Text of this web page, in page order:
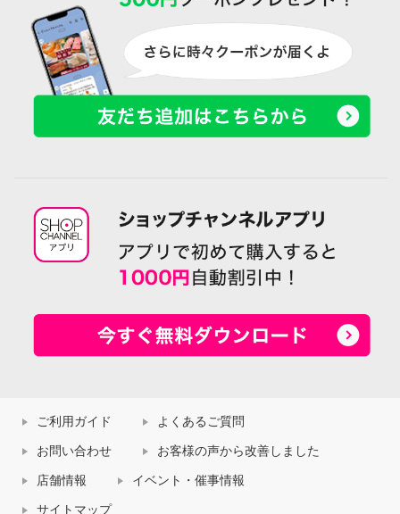
ご利用ガイド よくあるご質問
お問い合わせ お客様の声から改善しました
店舗情報 イベント・催事情報
サイトマップ